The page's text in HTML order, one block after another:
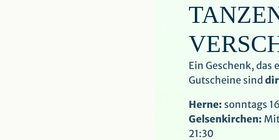
Ein Geschenk, das
Gutscheine sind
Herne: sonntags
Gelsenkirchen:
21:30